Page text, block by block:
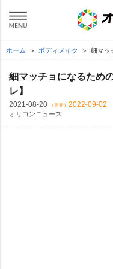
ホーム ボディメイク 細マッ
細マッチョになるため
レ】
2021-08-20 （更新） 2022-09-02
オリコンニュース